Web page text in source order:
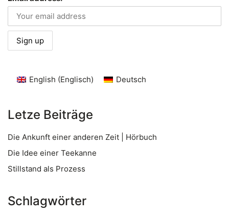
English (Englisch) Deutsch
Letze Beiträge
Die Ankunft einer anderen Zeit | Hörbuch
Die Idee einer Teekanne
Stillstand als Prozess
Schlagwörter